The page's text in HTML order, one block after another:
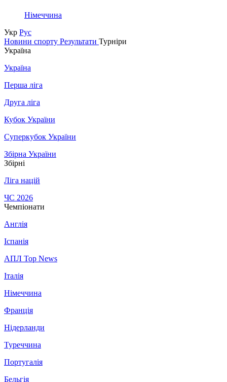
Німеччина
Укр Рус
Новини спорту Результати Турніри
Україна
Україна
Перша ліга
Друга ліга
Кубок України
Суперкубок України
Збірна України
Збірні
Ліга націй
ЧС 2026
Чемпіонати
Англія
Іспанія
АПЛ Top News
Італія
Німеччина
Франція
Нідерланди
Туреччина
Португалія
Бельгія